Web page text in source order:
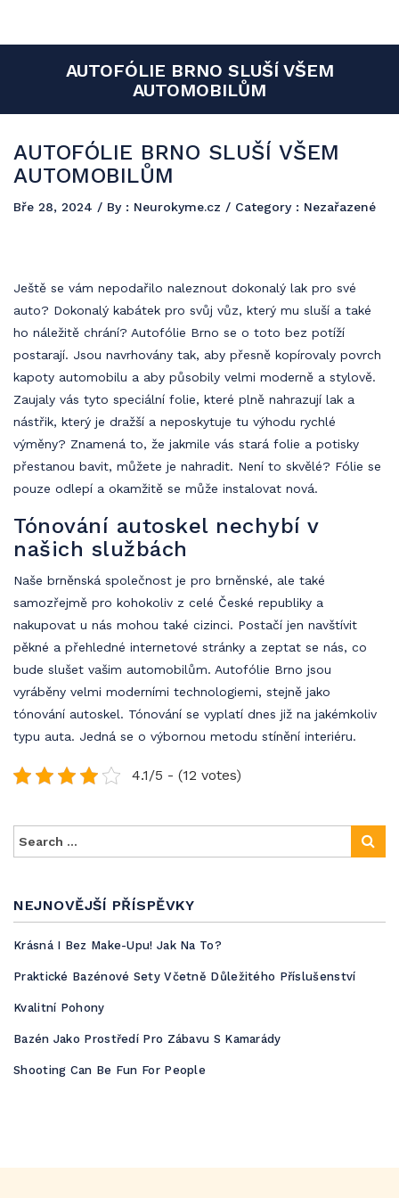
udělat dobré jméno formou PR článků s publikací na našem
AUTOFÓLIE BRNO SLUŠÍ VŠEM
AUTOMOBILŮM
NEJNOVĚJŠÍ PŘÍSPĚVKY
Krásná I Bez Make-Upu! Jak Na To?
Praktické Bazénové Sety Včetně Důležitého Příslušenství
Kvalitní Pohony
Bazén Jako Prostředí Pro Zábavu S Kamarády
Shooting Can Be Fun For People
AUTOFÓLIE BRNO SLUŠÍ VŠEM
AUTOMOBILŮM
Bře 28, 2024 / By : Neurokyme.cz / Category : Nezařazené
Ještě se vám nepodařilo naleznout dokonalý lak pro své
auto? Dokonalý kabátek pro svůj vůz, který mu sluší a také
ho náležitě chrání? Autofólie Brno se o toto bez potíží
postarají. Jsou navrhovány tak, aby přesně kopírovaly povrch
kapoty automobilu a aby působily velmi moderně a stylově.
Zaujaly vás tyto speciální folie, které plně nahrazují lak a
nástřik, který je dražší a neposkytuje tu výhodu rychlé
výměny? Znamená to, že jakmile vás stará folie a potisky
přestanou bavit, můžete je nahradit. Není to skvělé? Fólie se
pouze odlepí a okamžitě se může instalovat nová.
Tónování autoskel nechybí v
našich službách
Naše brněnská společnost je pro brněnské, ale také
samozřejmě pro kohokoliv z celé České republiky a
nakupovat u nás mohou také cizinci. Postačí jen navštívit
pěkné a přehledné internetové stránky a zeptat se nás, co
bude slušet vašim automobilům. Autofólie Brno jsou
vyráběny velmi moderními technologiemi, stejně jako
tónování autoskel. Tónování se vyplatí dnes již na jakémkoliv
typu auta. Jedná se o výbornou metodu stínění interiéru.
4.1/5 - (12 votes)